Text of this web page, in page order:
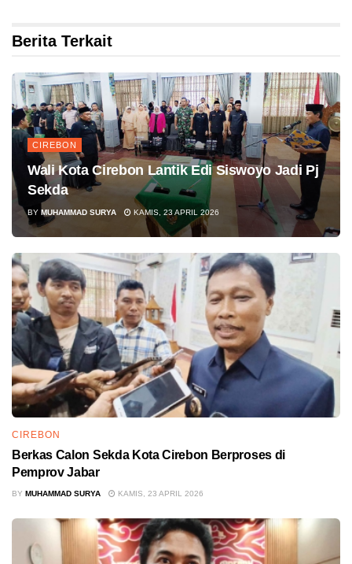
Berita Terkait
CIREBON
Wali Kota Cirebon Lantik Edi Siswoyo Jadi Pj
Sekda
BY MUHAMMAD SURYA KAMIS, 23 APRIL 2026
CIREBON
Berkas Calon Sekda Kota Cirebon Berproses di
Pemprov Jabar
BY MUHAMMAD SURYA KAMIS, 23 APRIL 2026